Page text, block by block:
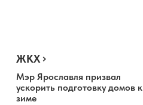
ЖКХ
Мэр Ярославля призвал
ускорить подготовку домов к
зиме